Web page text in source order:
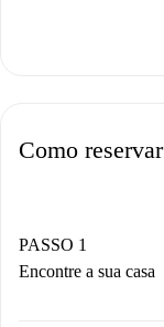
Como reservar
PASSO 1
Encontre a sua casa